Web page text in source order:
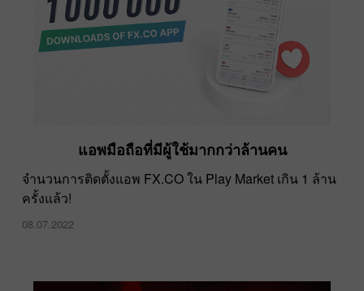
รวดเร็วขึ้น ทะยานขึ้น แข็งแกร่งขึ้นไปพร้อมกัน
11.02.2022
แอพมือถือที่มีผู้ใช้มากกว่าล้านคน
จำนวนการติดตั้งแอพ FX.CO ใน Play Market เกิน 1 ล้าน
ครั้งแล้ว!
08.07.2022